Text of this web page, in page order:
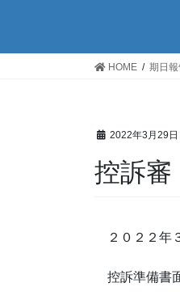
HOME 期日
2022年3月29日
控訴審
２０２２年
控訴準備書